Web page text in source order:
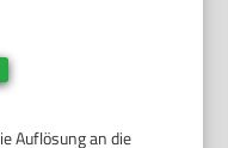
Auflösung an die